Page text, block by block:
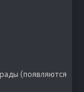
(появляются